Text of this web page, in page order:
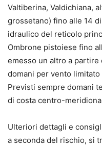
Valtiberina, Valdichiana,
grossetano) fino alle 14
idraulico del reticolo
Ombrone pistoiese fino
emesso un altro a partire
domani per vento
Previsti sempre domani
di costa centro-
Ulteriori dettagli e
a seconda del rischio, si